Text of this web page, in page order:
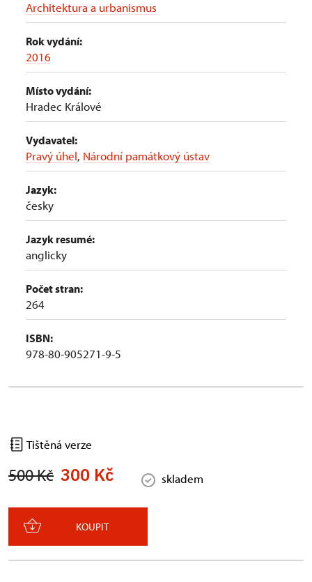
Architektura a urbanismus
Rok vydání:
2016
Místo vydání:
Hradec Králové
Vydavatel:
Pravý úhel, Národní památkový ústav
Jazyk:
česky
Jazyk resumé:
anglicky
Počet stran:
264
ISBN:
978-80-905271-9-5
Tištěná verze
500 Kč 300 Kč skladem
KOUPIT